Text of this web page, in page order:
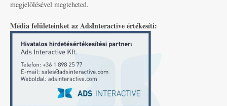
megjelölésével megteheted.
Média felületeinket az AdsInteractive értékesíti: